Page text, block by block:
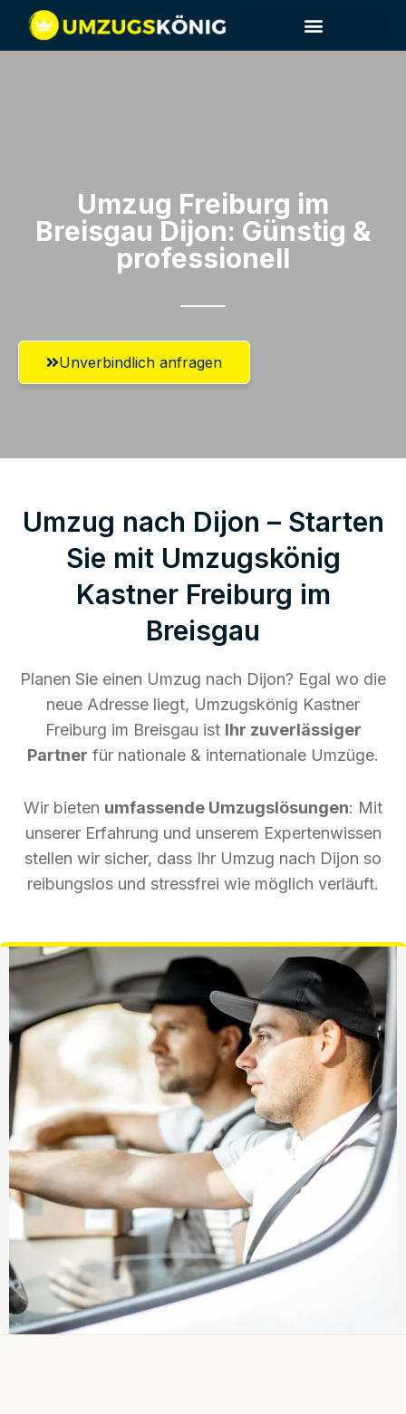
Umzug Freiburg im
Breisgau​ Dijon: Günstig &
professionell​
Unverbindlich anfragen
Umzug nach Dijon – Starten
Sie mit Umzugskönig
Kastner Freiburg im
Breisgau
Planen Sie einen Umzug nach Dijon? Egal wo die
neue Adresse liegt, Umzugskönig Kastner
Freiburg im Breisgau ist Ihr zuverlässiger
Partner für nationale & internationale Umzüge.
Wir bieten umfassende Umzugslösungen: Mit
unserer Erfahrung und unserem Expertenwissen
stellen wir sicher, dass Ihr Umzug nach Dijon so
reibungslos und stressfrei wie möglich verläuft.